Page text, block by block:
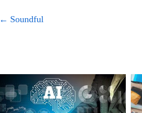
Soundful
←